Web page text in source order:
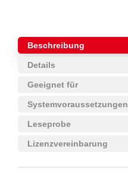
Beschreibung
Details
Geeignet für
Systemvoraussetzungen
Leseprobe
Lizenzvereinbarung